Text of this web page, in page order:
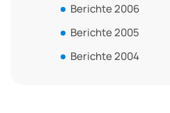
Berichte 2006
Berichte 2005
Berichte 2004